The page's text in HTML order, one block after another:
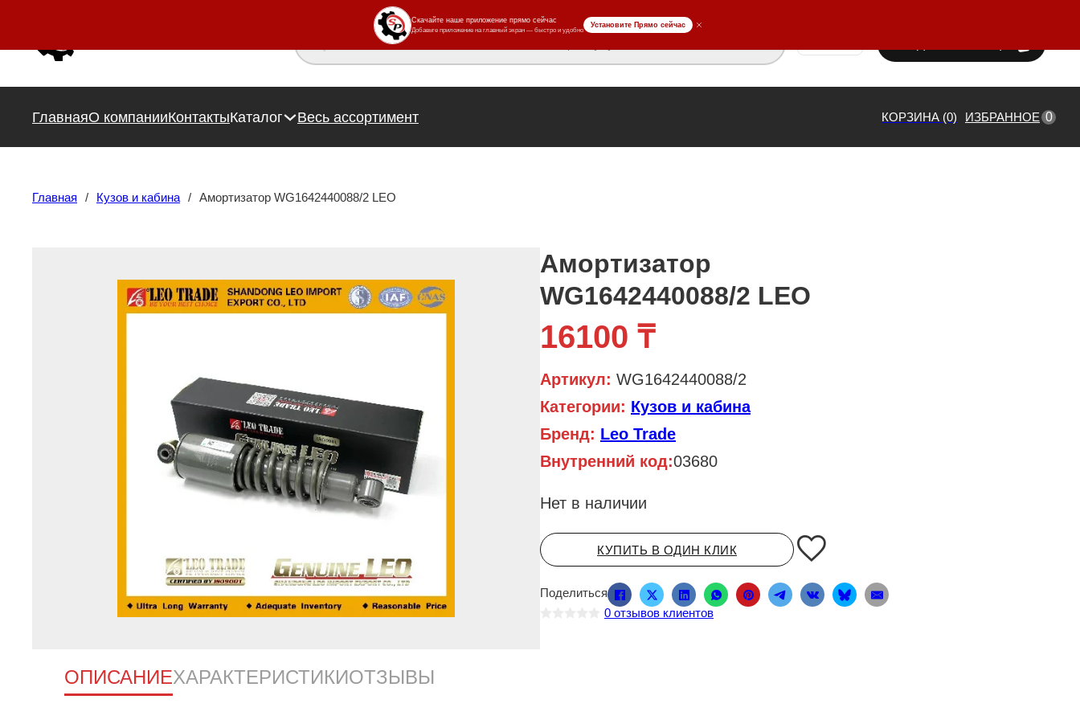
Поиск товаров
ГлавнаяО компанииКонтактыКаталог Весь ассортимент КОРЗИНА (0) ИЗБРАННОЕ 0
Главная / Кузов и кабина / Амортизатор WG1642440088/2 LEO
Амортизатор
WG1642440088/2 LEO
16100 ₸
Артикул: WG1642440088/2
Категории: Кузов и кабина
Бренд: Leo Trade
Внутренний код:03680
Нет в наличии
КУПИТЬ В ОДИН КЛИК
Поделиться
0 отзывов клиентов
ОПИСАНИЕХАРАКТЕРИСТИКИОТЗЫВЫ